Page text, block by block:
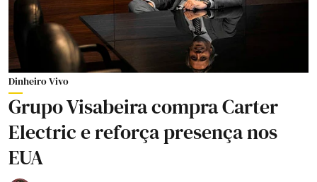
Dinheiro Vivo
Grupo Visabeira compra Carter
Electric e reforça presença nos
EUA